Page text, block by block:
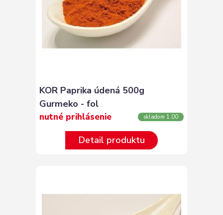
KOR Paprika údená 500g
Gurmeko - fol
nutné prihlásenie skladom 1.00
Detail produktu